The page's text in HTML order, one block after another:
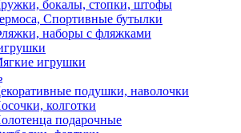
бокалы, стопки, штофы
Спортивные бутылки
наборы с фляжками
игрушки
подушки, наволочки
колготки
подарочные